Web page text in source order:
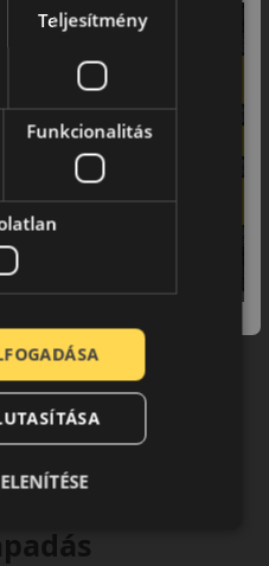
is
terrain (A/T) kategóriás
okhoz és terepjárókhoz
nyújt mind országúton,
kalandvágyó autósoknak.
Teljesítmény
Funkcionalitás